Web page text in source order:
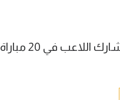
سجل هدفا وصنع 2.